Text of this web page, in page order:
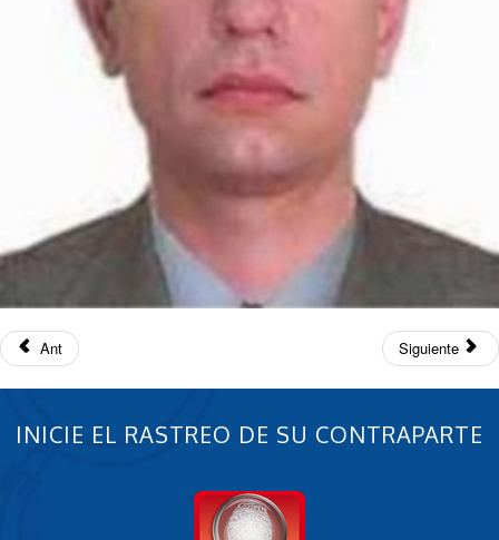
Ant Siguiente
INICIE EL RASTREO DE SU CONTRAPARTE